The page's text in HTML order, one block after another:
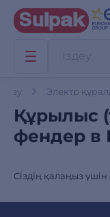
Электр
Құрылыс
фендер в
Сіздің қалаңыз